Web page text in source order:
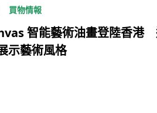
買物情報
智能藝術油畫登陸香港
示藝術風格